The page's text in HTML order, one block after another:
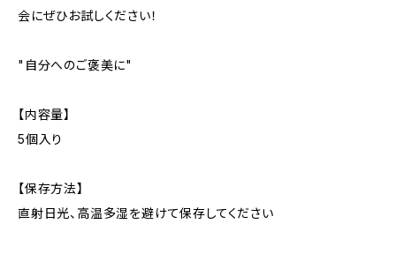
会にぜひお試しください！
"自分へのご褒美に"
【内容量】
5個入り
【保存方法】
直射日光、高温多湿を避けて保存してください